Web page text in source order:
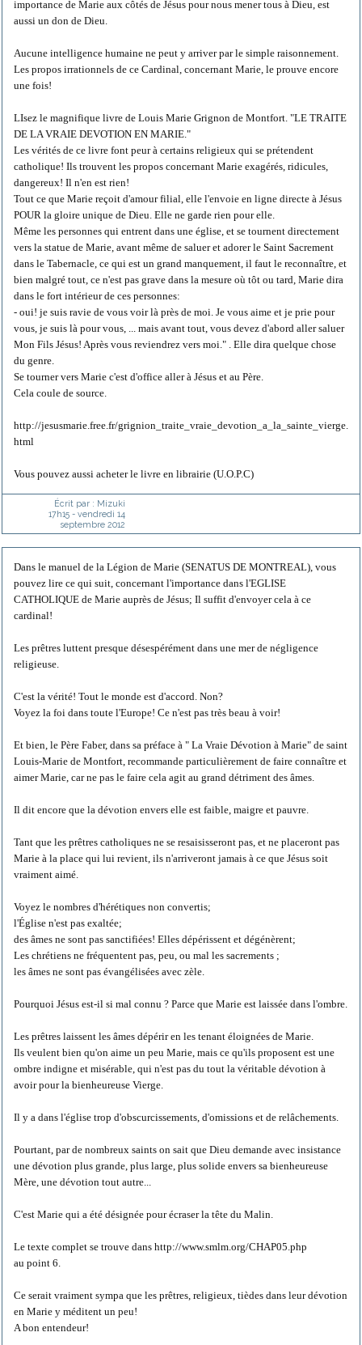
importance de Marie aux côtés de Jésus pour nous mener tous à Dieu, est
aussi un don de Dieu.
Aucune intelligence humaine ne peut y arriver par le simple raisonnement.
Les propos irrationnels de ce Cardinal, concernant Marie, le prouve encore
une fois!
LIsez le magnifique livre de Louis Marie Grignon de Montfort. "LE TRAITE
DE LA VRAIE DEVOTION EN MARIE."
Les vérités de ce livre font peur à certains religieux qui se prétendent
catholique! Ils trouvent les propos concernant Marie exagérés, ridicules,
dangereux! Il n'en est rien!
Tout ce que Marie reçoit d'amour filial, elle l'envoie en ligne directe à Jésus
POUR la gloire unique de Dieu. Elle ne garde rien pour elle.
Même les personnes qui entrent dans une église, et se tournent directement
vers la statue de Marie, avant même de saluer et adorer le Saint Sacrement
dans le Tabernacle, ce qui est un grand manquement, il faut le reconnaître, et
bien malgré tout, ce n'est pas grave dans la mesure où tôt ou tard, Marie dira
dans le fort intérieur de ces personnes:
- oui! je suis ravie de vous voir là près de moi. Je vous aime et je prie pour
vous, je suis là pour vous, ... mais avant tout, vous devez d'abord aller saluer
Mon Fils Jésus! Après vous reviendrez vers moi." . Elle dira quelque chose
du genre.
Se tourner vers Marie c'est d'office aller à Jésus et au Père.
Cela coule de source.
http://jesusmarie.free.fr/grignion_traite_vraie_devotion_a_la_sainte_vierge.
html
Vous pouvez aussi acheter le livre en librairie (U.O.P.C)
Écrit par : Mizuki
17h15- vendredi 14
septembre 2012
Dans le manuel de la Légion de Marie (SENATUS DE MONTREAL), vous
pouvez lire ce qui suit, concernant l'importance dans l'EGLISE
CATHOLIQUE de Marie auprès de Jésus; Il suffit d'envoyer cela à ce
cardinal!
Les prêtres luttent presque désespérément dans une mer de négligence
religieuse.
C'est la vérité! Tout le monde est d'accord. Non?
Voyez la foi dans toute l'Europe! Ce n'est pas très beau à voir!
Et bien, le Père Faber, dans sa préface à " La Vraie Dévotion à Marie" de saint
Louis-Marie de Montfort, recommande particulièrement de faire connaître et
aimer Marie, car ne pas le faire cela agit au grand détriment des âmes.
Il dit encore que la dévotion envers elle est faible, maigre et pauvre.
Tant que les prêtres catholiques ne se resaisisseront pas, et ne placeront pas
Marie à la place qui lui revient, ils n'arriveront jamais à ce que Jésus soit
vraiment aimé.
Voyez le nombres d'hérétiques non convertis;
l'Église n'est pas exaltée;
des âmes ne sont pas sanctifiées! Elles dépérissent et dégénèrent;
Les chrétiens ne fréquentent pas, peu, ou mal les sacrements ;
les âmes ne sont pas évangélisées avec zèle.
Pourquoi Jésus est-il si mal connu ? Parce que Marie est laissée dans l'ombre.
Les prêtres laissent les âmes dépérir en les tenant éloignées de Marie.
Ils veulent bien qu'on aime un peu Marie, mais ce qu'ils proposent est une
ombre indigne et misérable, qui n'est pas du tout la véritable dévotion à
avoir pour la bienheureuse Vierge.
Il y a dans l'église trop d'obscurcissements, d'omissions et de relâchements.
Pourtant, par de nombreux saints on sait que Dieu demande avec insistance
une dévotion plus grande, plus large, plus solide envers sa bienheureuse
Mère, une dévotion tout autre...
C'est Marie qui a été désignée pour écraser la tête du Malin.
Le texte complet se trouve dans http://www.smlm.org/CHAP05.php
au point 6.
Ce serait vraiment sympa que les prêtres, religieux, tièdes dans leur dévotion
en Marie y méditent un peu!
A bon entendeur!